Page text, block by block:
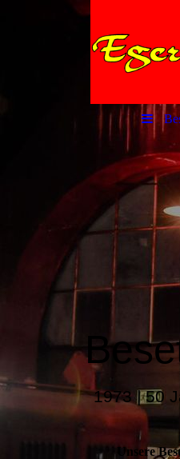
1973 | 50
Unsere